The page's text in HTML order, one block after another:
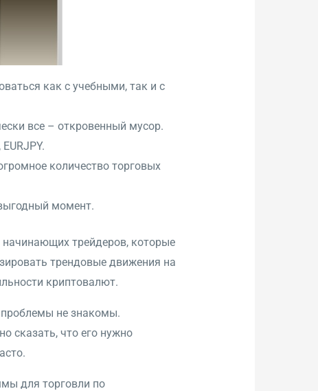
как с учебными, так и с
все – откровенный мусор.
количество торговых
момент.
начинающих трейдеров, которые
трендовые движения на
криптовалют.
проблемы не знакомы.
сказать, что его нужно
для торговли по